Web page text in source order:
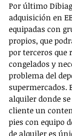
Por último
adquisición en
equipadas con
propios, que
por terceros que
congelados y
problema del
supermercados.
alquiler donde
cliente un
pies con equipo
de alquiler es